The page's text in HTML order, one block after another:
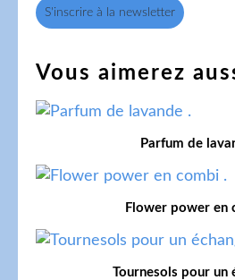
S'inscrire à la newsletter
Vous aimerez
Parfum de
Flower power en
Tournesols pour un